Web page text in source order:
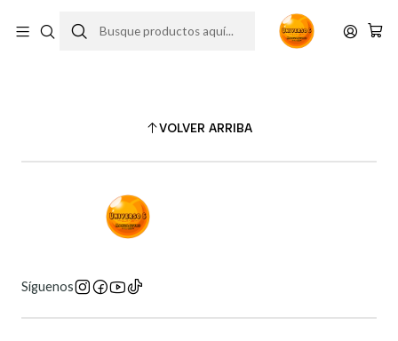
Política de privacidad
VOLVER ARRIBA
Síguenos